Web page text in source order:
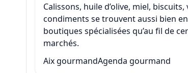
Calissons, huile d’olive, miel, biscuits,
condiments se trouvent aussi bien en
boutiques spécialisées qu’au fil de
marchés.
Aix gourmandAgenda gourmand